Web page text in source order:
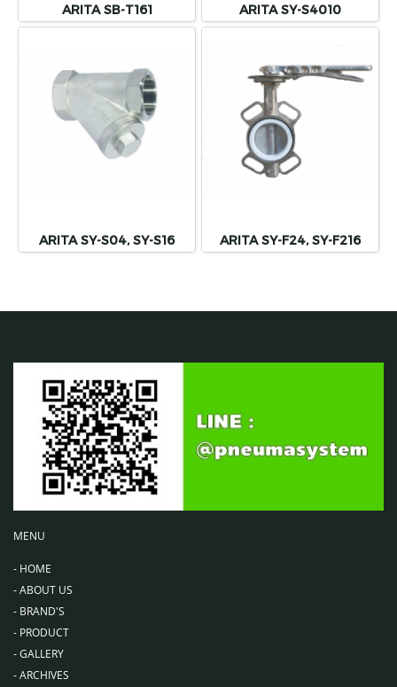
ARITA SB-T161 ARITA SY-S4010
ARITA SY-S04, SY-S16 ARITA SY-F24, SY-F216
MENU
- HOME
-ABOUT US
- BRAND'S
- PRODUCT
-GALLERY
-ARCHIVES